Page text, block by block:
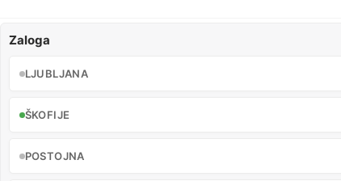
Zaloga
LJUBLJANA
ŠKOFIJE
POSTOJNA